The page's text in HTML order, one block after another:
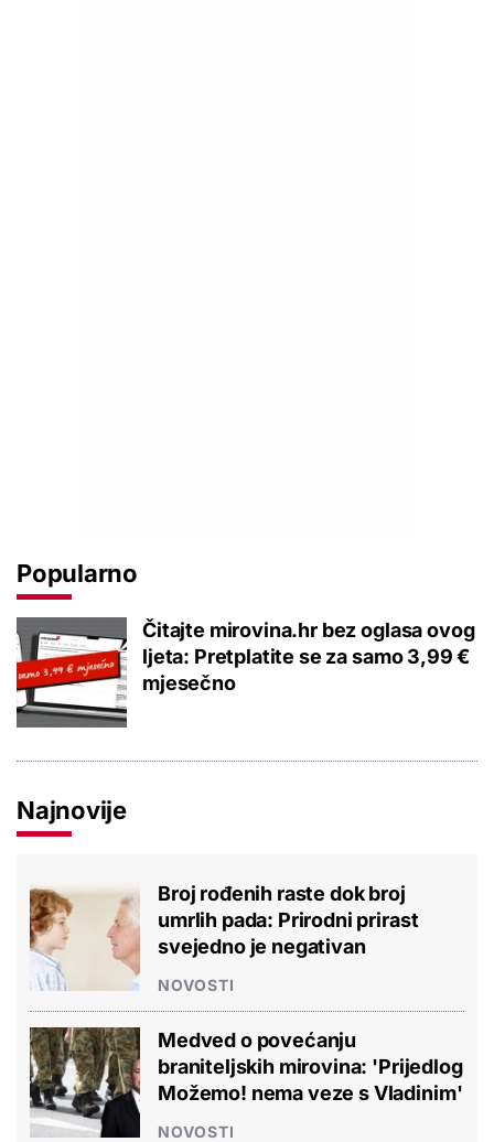
Popularno
Čitajte mirovina.hr bez oglasa ovog
ljeta: Pretplatite se za samo 3,99 €
mjesečno
Najnovije
Broj rođenih raste dok broj
umrlih pada: Prirodni prirast
svejedno je negativan
NOVOSTI
Medved o povećanju
braniteljskih mirovina: 'Prijedlog
Možemo! nema veze s Vladinim'
NOVOSTI